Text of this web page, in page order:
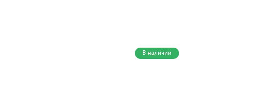
В наличии